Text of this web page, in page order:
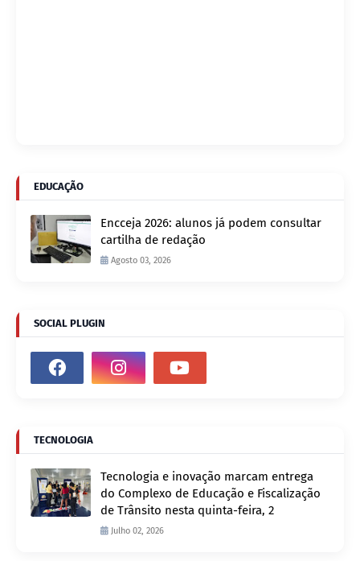
EDUCAÇÃO
Encceja 2026: alunos já podem consultar
cartilha de redação
Agosto 03, 2026
SOCIAL PLUGIN
TECNOLOGIA
Tecnologia e inovação marcam entrega
do Complexo de Educação e Fiscalização
de Trânsito nesta quinta-feira, 2
Julho 02, 2026